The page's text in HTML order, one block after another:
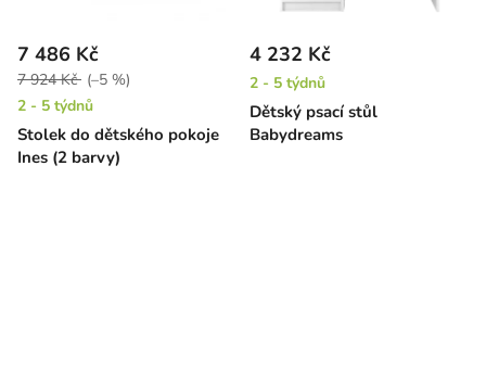
Stolek do dětského pokoje
Ines (2 barvy)
7 486 Kč
7 924 Kč (–5 %)
2 - 5 týdnů
Dětský psací stůl
Babydreams
4 232 Kč
2 - 5 týdnů